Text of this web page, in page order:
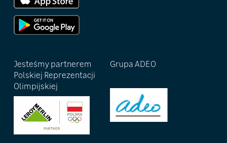
Jesteśmy partnerem
Polskiej Reprezentacji
Olimpijskiej
Grupa ADEO